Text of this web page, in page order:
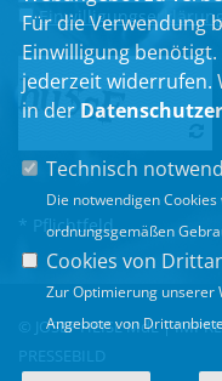
* Pflichtfeld
© JOSEF HEISL MdL |
PRESSEBILD
Für die Verwendung
Einwilligung
jederzeit widerrufen.
in der
Technisch
Die notwendigen
ordnungsgemäßen
Cookies von
Zur Optimierung unserer
Angebote von